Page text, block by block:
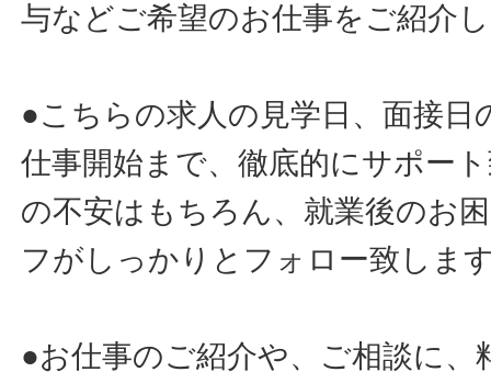
与などご希望のお仕事をご紹介
●こちらの求人の見学日、面接日
仕事開始まで、徹底的にサポー
の不安はもちろん、就業後のお
フがしっかりとフォロー致しま
●お仕事のご紹介や、ご相談に